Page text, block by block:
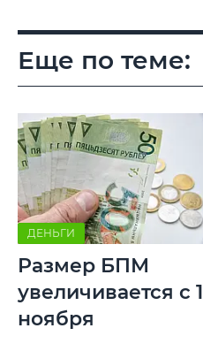
Еще по теме:
ДЕНЬГИ
Размер БПМ
увеличивается с 1
ноября